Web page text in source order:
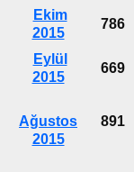
Ekim
2015
786
Eylül
2015
669
Ağustos
2015
891